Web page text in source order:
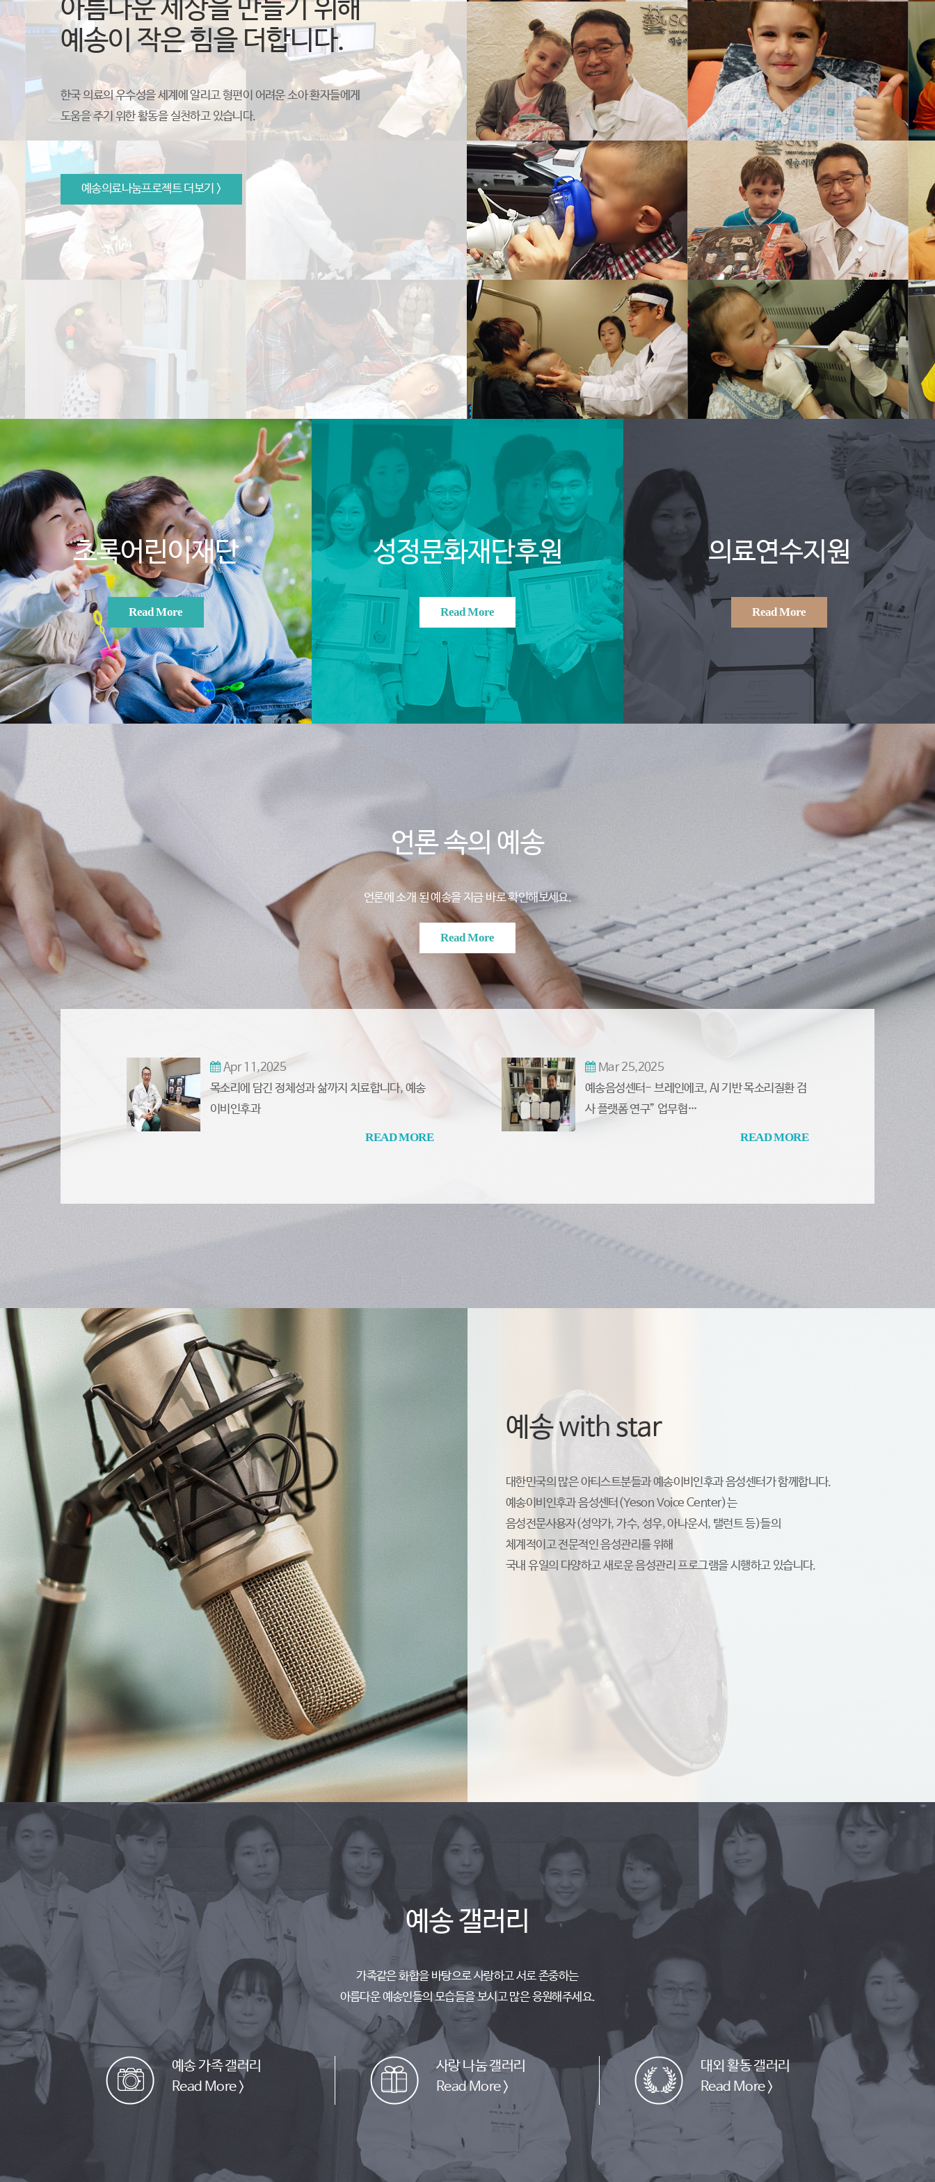
아름다운 세상을 만들기 위해
예송이 작은 힘을 더합니다.
한국 의료의 우수성을 세계에 알리고 형편이 어려운 소아 환자들에게
도움을 주기 위한 활동을 실천하고 있습니다.
예송의료나눔프로젝트 더보기 >
초록어린이재단
Read More
성정문화재단후원
Read More
의료연수지원
Read More
언론 속의 예송
언론에 소개 된 예송을 지금 바로 확인해보세요.
Read More
Apr 11,2025
목소리에 담긴 정체성과 삶까지 치료합니다, 예송
이비인후과
READ MORE
Mar 25,2025
예송음성센터- 브레인에코, AI 기반 목소리질환 검
사 플랫폼 연구” 업무협…
READ MORE
예송 with star
대한민국의 많은 아티스트분들과예송이비인후과 음성센터가 함께합니다.
예송이비인후과 음성센터(Yeson Voice Center)는
음성전문사용자(성악가, 가수, 성우, 아나운서, 탤런트 등)들의
체계적이고 전문적인 음성관리를 위해
국내 유일의 다양하고 새로운 음성관리 프로그램을 시행하고 있습니다.
예송 갤러리
가족같은 화합을 바탕으로 사랑하고 서로 존중하는
아름다운 예송인들의 모습들을 보시고 많은 응원해주세요.
예송 가족 갤러리
Read More >
사랑 나눔 갤러리
Read More >
대외 활동 갤러리
Read More >